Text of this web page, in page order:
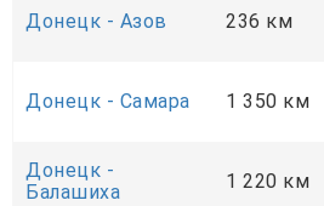
Донецк - Азов 236 км
Донецк - Самара 1 350 км
Донецк -
Балашиха
1 220 км